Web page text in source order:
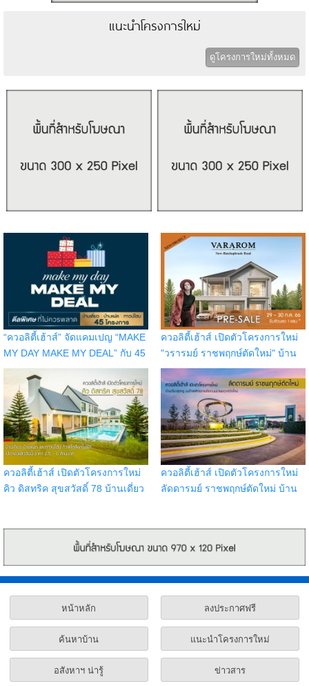
แนะนำโครงการใหม่
ดูโครงการใหม่ทั้งหมด
“ควอลิตี้เฮ้าส์” จัดแคมเปญ “MAKE
MY DAY MAKE MY DEAL” กับ 45
โครงการ บนทำเลกรุงเทพฯ
ปริมณฑล ชลบุรี เชียงใหม่
ควอลิตี้เฮ้าส์ เปิดตัวโครงการใหม่
"วรารมย์ ราชพฤกษ์ตัดใหม่" บ้าน
เดี่ยวติดถนนราชพฤกษ์ เปิดจอง
รอบ Pre-Sale วันที่ 29 - 30 ก.ค.
66 รับส่วนลด 1 แสน
ควอลิตี้เฮ้าส์ เปิดตัวโครงการใหม่
คิว ดิสทริค สุขสวัสดิ์ 78 บ้านเดี่ยว
ควอลิตี้เฮ้าส์ เปิดตัวโครงการใหม่
ลัดดารมย์ ราชพฤกษ์ตัดใหม่ บ้าน
หน้าหลัก ลงประกาศฟรี
ค้นหาบ้าน แนะนำโครงการใหม่
อสังหาฯ น่ารู้ ข่าวสาร